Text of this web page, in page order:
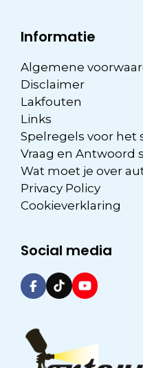
Informatie
Algemene
Disclaimer
Lakfouten
Links
Spelregels voor het
Vraag en Antwoord
Wat moet je over
Privacy Policy
Cookieverklaring
Social media